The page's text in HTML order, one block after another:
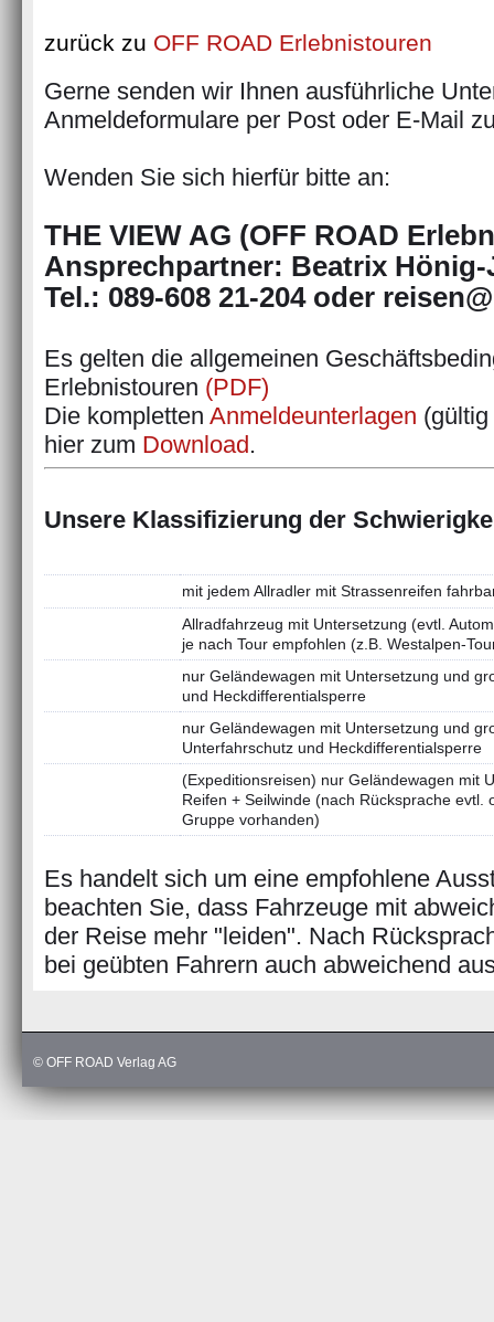
zurück zu OFF ROAD Erlebnistouren
Gerne senden wir Ihnen ausführliche
Anmeldeformulare per Post oder E-Mail
Wenden Sie sich hierfür bitte an:
THE VIEW AG (OFF ROAD
Ansprechpartner: Beatrix Hönig-
Tel.: 089-608 21-204 oder
Es gelten die allgemeinen
Erlebnistouren (PDF)
Die kompletten Anmeldeunterlagen
hier zum Download.
Unsere Klassifizierung der
mit jedem Allradler mit Strassenreifen
Allradfahrzeug mit Untersetzung (evtl.
je nach Tour empfohlen (z.B. Westalpen-
nur Geländewagen mit Untersetzung und
und Heckdifferentialsperre
nur Geländewagen mit Untersetzung und
Unterfahrschutz und Heckdifferentialsperre
(Expeditionsreisen) nur Geländewagen mit
Reifen + Seilwinde (nach Rücksprache
Gruppe vorhanden)
Es handelt sich um eine empfohlene
beachten Sie, dass Fahrzeuge mit
der Reise mehr "leiden". Nach
bei geübten Fahrern auch abweichend
© OFF ROAD Verlag AG